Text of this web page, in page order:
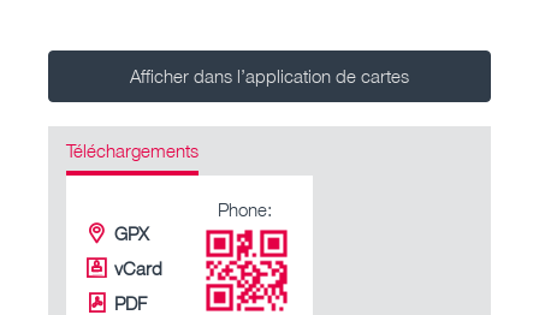
Afficher dans l’application de cartes
Téléchargements
GPX
vCard
PDF
Phone: